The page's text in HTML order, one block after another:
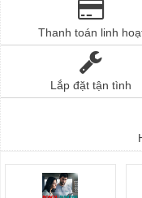
Thanh toán linh
Lắp đặt tận tình